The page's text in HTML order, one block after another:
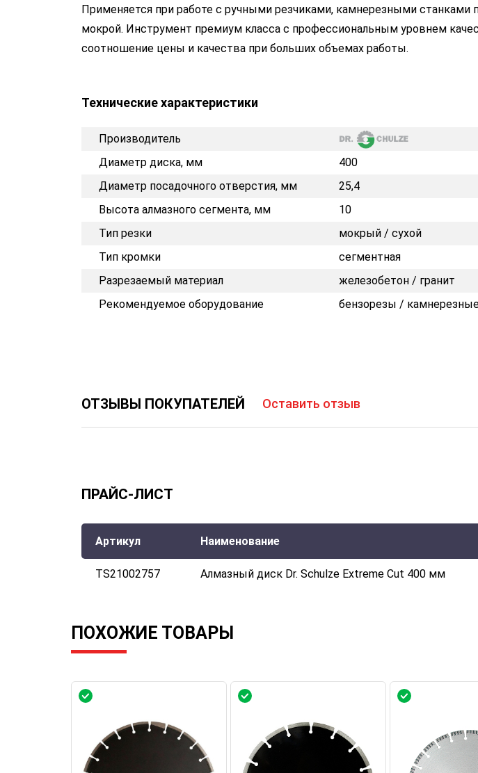
Применяется при работе с ручными резчиками, камнерезными станками
мокрой. Инструмент премиум класса с профессиональным уровнем
соотношение цены и качества при больших объемах работы.
Технические характеристики
Производитель
Диаметр диска, мм
400
Диаметр посадочного отверстия, мм
25,4
Высота алмазного сегмента, мм
10
Тип резки
мокрый / сухой
Тип кромки
сегментная
Разрезаемый материал
железобетон / гранит
Рекомендуемое оборудование
бензорезы /
ОТЗЫВЫ ПОКУПАТЕЛЕЙ Оставить отзыв
ПРАЙС-ЛИСТ
Артикул Наименование
TS21002757 Алмазный диск Dr. Schulze Extreme Cut 400 мм
ПОХОЖИЕ ТОВАРЫ